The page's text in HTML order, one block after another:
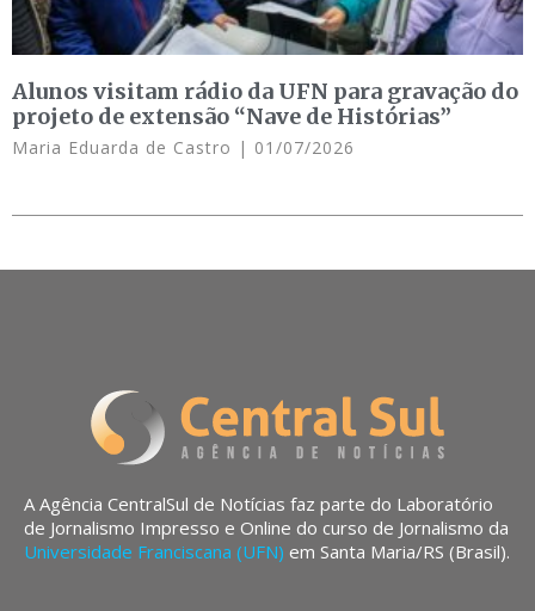
Alunos visitam rádio da UFN para gravação do
projeto de extensão “Nave de Histórias”
Maria Eduarda de Castro 01/07/2026
A Agência CentralSul de Notícias faz parte do Laboratório
de Jornalismo Impresso e Online do curso de Jornalismo da
Universidade Franciscana (UFN) em Santa Maria/RS (Brasil).